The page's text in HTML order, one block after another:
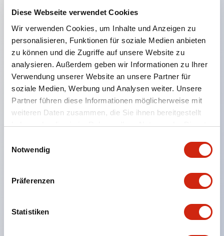
Diese Webseite verwendet Cookies
Wir verwenden Cookies, um Inhalte und Anzeigen zu
personalisieren, Funktionen für soziale Medien anbieten
zu können und die Zugriffe auf unsere Website zu
analysieren. Außerdem geben wir Informationen zu Ihrer
Verwendung unserer Website an unsere Partner für
soziale Medien, Werbung und Analysen weiter. Unsere
Partner führen diese Informationen möglicherweise mit
weiteren Daten zusammen, die Sie ihnen bereitgestellt
haben oder die sie im Rahmen Ihrer Nutzung der Dienste
Notwendig
Präferenzen
Statistiken
ø22-Steuereinheit
Es ist auch ein Typ ohne Löcher erhältlich, bei dem
Größe und Anordnung der Löcher frei bearbeitet
werden können
Der Typ ohne Löcher kann mit einer Klemmenleiste
im Inneren ausgestattet und als Verteilerbox
verwendet werden
Es sind auch gelbe Abdeckungen für den Not-Aus
und Kontaktabdeckungsboxen erhältlich, die den
Steuereinheit auf IP65 abdichten (nur 76 mm Typ)
Direktmontage / Rückseitige Montage /